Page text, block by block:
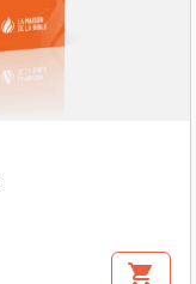
shopping_cart